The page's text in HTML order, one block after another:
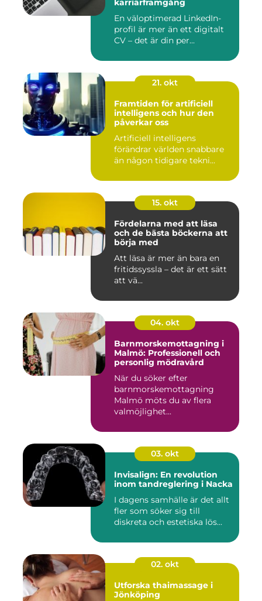
karriärframgång
En väloptimerad LinkedIn-
profil är mer än ett digitalt
CV – det är din per...
21. okt
Framtiden för artificiell
intelligens och hur den
påverkar oss
Artificiell intelligens
förändrar världen snabbare
än någon tidigare tekni...
15. okt
Fördelarna med att läsa
och de bästa böckerna att
börja med
Att läsa är mer än bara en
fritidssyssla – det är ett sätt
att vä...
04. okt
Barnmorskemottagning i
Malmö: Professionell och
personlig mödravård
När du söker efter
barnmorskemottagning
Malmö möts du av flera
valmöjlighet...
03. okt
Invisalign: En revolution
inom tandreglering i Nacka
I dagens samhälle är det allt
fler som söker sig till
diskreta och estetiska lös...
02. okt
Utforska thaimassage i
Jönköping